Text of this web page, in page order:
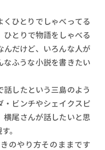
くひとりでしゃべってる
ひとりで物語をしゃべる
んだけど、いろんな人が
なふうな小説を書きたい
したという三島のよう
・ビンチやシェイクスピ
横尾さんが話したいと思
。
のやり方そのままです